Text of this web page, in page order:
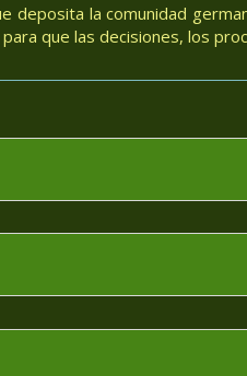
deposita la comunidad
que las decisiones, los